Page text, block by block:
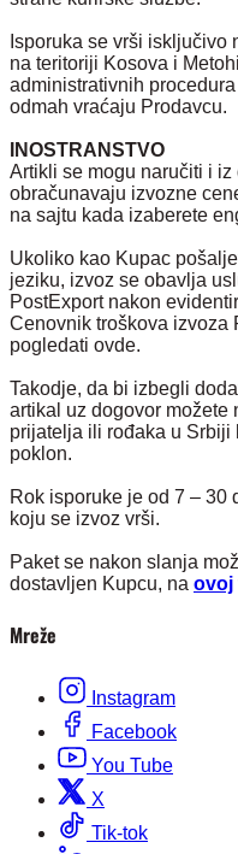
Isporuka se vrši
na teritoriji Kosova i
administrativnih
odmah vraćaju Prodavcu.
INOSTRANSTVO
Artikli se mogu naručiti i
obračunavaju izvozne
na sajtu kada izaberete
Ukoliko kao Kupac
jeziku, izvoz se obavlja
PostExport nakon
Cenovnik troškova izvoza
pogledati ovde.
Takodje, da bi izbegli
artikal uz dogovor možete
prijatelja ili rođaka u Srbiji
poklon.
Rok isporuke je od 7 – 30
koju se izvoz vrši.
Paket se nakon slanja
dostavljen Kupcu, na ovoj
Mreže
Instagram
Facebook
You Tube
X
Tik-tok